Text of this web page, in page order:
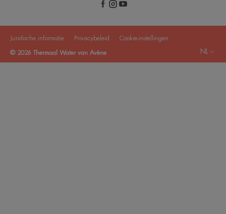
Juridische informatie Privacybeleid Cookie-instellingen
© 2026 Thermaal Water van Avène NL